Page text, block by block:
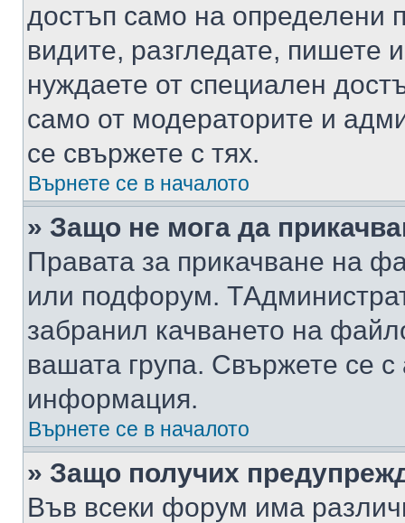
достъп само на определени
видите, разгледате, пишете
нуждаете от специален
само от модераторите и
се свържете с тях.
Върнете се в началото
» Защо не мога да
Правата за прикачване на
или подфорум.
забранил качването на
вашата група. Свържете се
информация.
Върнете се в началото
» Защо получих
Във всеки форум има